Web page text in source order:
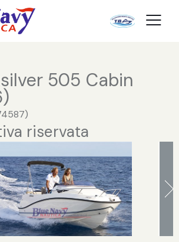
505 Cabin
)
riservata